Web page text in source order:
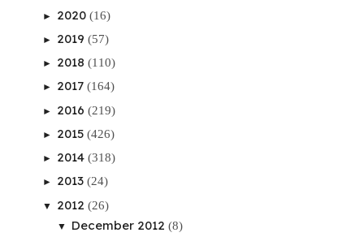
► 2020 (16)
► 2019 (57)
► 2018 (110)
► 2017 (164)
► 2016 (219)
► 2015 (426)
► 2014 (318)
► 2013 (24)
▼ 2012 (26)
▼ December 2012 (8)